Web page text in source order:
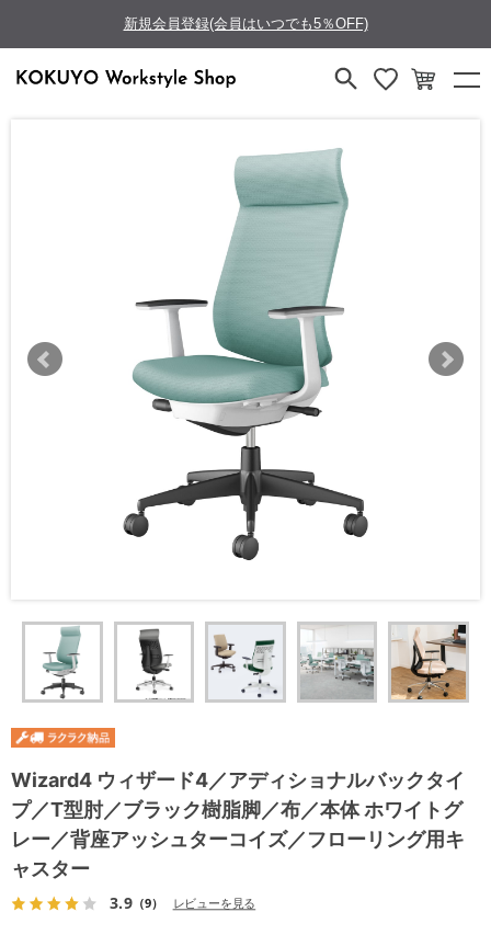
新規会員登録(会員はいつでも5％OFF)
Wizard4 ウィザード4／アディショナルバックタイ
プ／T型肘／ブラック樹脂脚／布／本体 ホワイトグ
レー／背座アッシュターコイズ／フローリング用キ
ャスター
3.9（9） レビューを見る